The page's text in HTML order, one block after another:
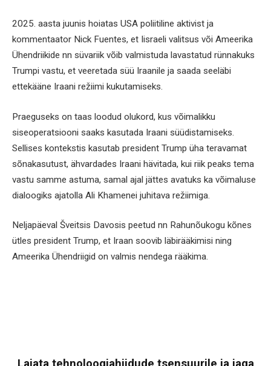
2025. aasta juunis hoiatas USA poliitiline aktivist ja
kommentaator Nick Fuentes, et Iisraeli valitsus või Ameerika
Ühendriikide nn süvariik võib valmistuda lavastatud rünnakuks
Trumpi vastu, et veeretada süü Iraanile ja saada seeläbi
ettekääne Iraani režiimi kukutamiseks.
Praeguseks on taas loodud olukord, kus võimalikku
siseoperatsiooni saaks kasutada Iraani süüdistamiseks.
Sellises kontekstis kasutab president Trump üha teravamat
sõnakasutust, ähvardades Iraani hävitada, kui riik peaks tema
vastu samme astuma, samal ajal jättes avatuks ka võimaluse
dialoogiks ajatolla Ali Khamenei juhitava režiimiga.
Neljapäeval Šveitsis Davosis peetud nn Rahunõukogu kõnes
ütles president Trump, et Iraan soovib läbirääkimisi ning
Ameerika Ühendriigid on valmis nendega rääkima.